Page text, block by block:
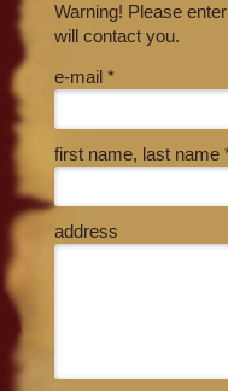
Warning! Please
will contact you.
e-mail *
first name, last name
address